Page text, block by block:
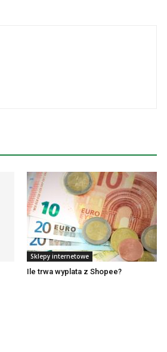
Sklepy internetowe
Ile trwa wyplata z Shopee?